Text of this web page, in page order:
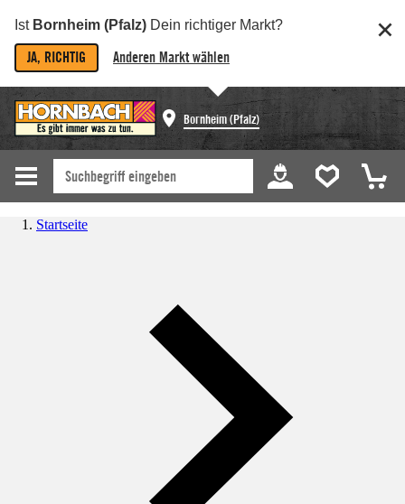
Ist Bornheim (Pfalz) Dein richtiger Markt?
JA, RICHTIG Anderen Markt wählen
Bornheim (Pfalz)
Startseite